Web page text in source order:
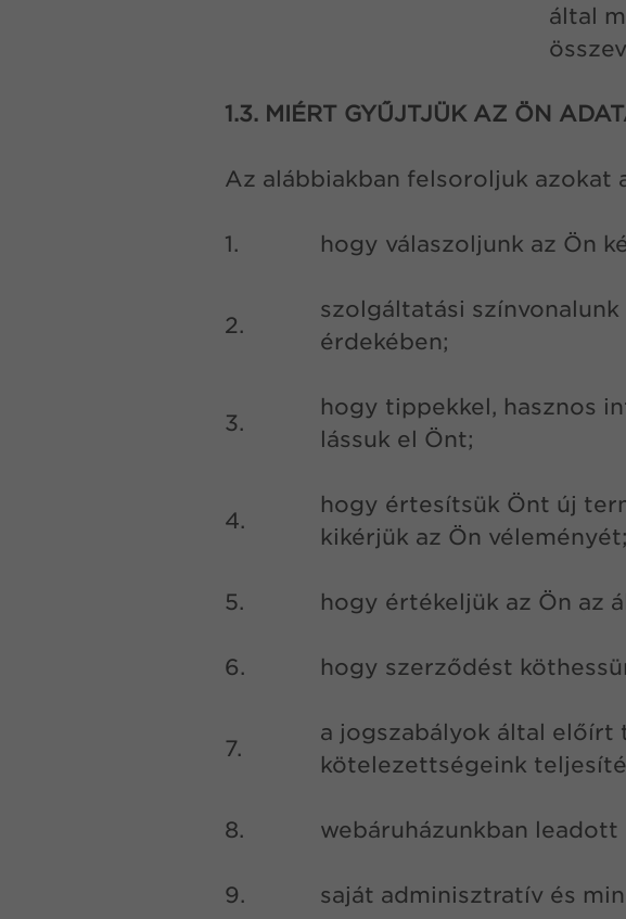
által
1.3. MIÉRT GYŰJTJÜK AZ ÖN
Az alábbiakban felsoroljuk azokat
1. hogy válaszoljunk az Ön
2.
szolgáltatási
érdekében;
3.
hogy tippekkel, hasznos
lássuk el Önt;
4.
hogy értesítsük Önt új
kikérjük az Ön véleményét;
5. hogy értékeljük az Ön az
6. hogy szerződést
7.
a jogszabályok által előírt
kötelezettségeink
8. webáruházunkban
9. saját adminisztratív és